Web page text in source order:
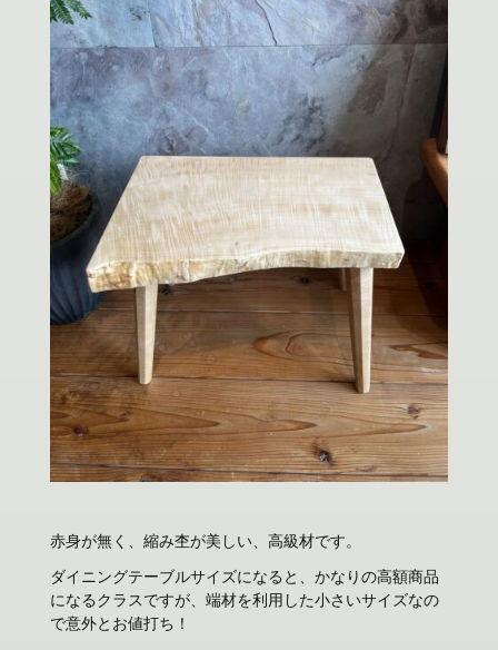
赤身が無く、縮み杢が美しい、高級材です。
ダイニングテーブルサイズになると、かなりの高額商品
になるクラスですが、端材を利用した小さいサイズなの
で意外とお値打ち！